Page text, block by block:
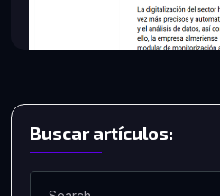
Buscar artículos: